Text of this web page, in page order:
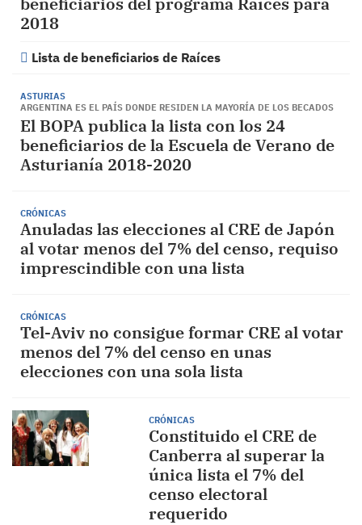
2018
Lista de beneficiarios de Raíces
ASTURIAS
ARGENTINA ES EL PAÍS DONDE RESIDEN LA MAYORÍA DE LOS BECADOS
El BOPA publica la lista con los 24
beneficiarios de la Escuela de Verano de
Asturianía 2018-2020
CRÓNICAS
Anuladas las elecciones al CRE de Japón
al votar menos del 7% del censo, requiso
imprescindible con una lista
CRÓNICAS
Tel-Aviv no consigue formar CRE al votar
menos del 7% del censo en unas
elecciones con una sola lista
CRÓNICAS
Constituido el CRE de
Canberra al superar la
única lista el 7% del
censo electoral
requerido